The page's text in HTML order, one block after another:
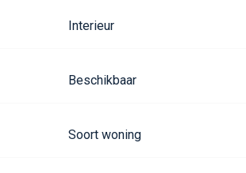
Interieur
Beschikbaar
Soort woning